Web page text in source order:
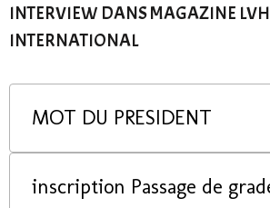
INTERVIEW DANS MAGAZINE LVH
INTERNATIONAL
MOT DU PRESIDENT